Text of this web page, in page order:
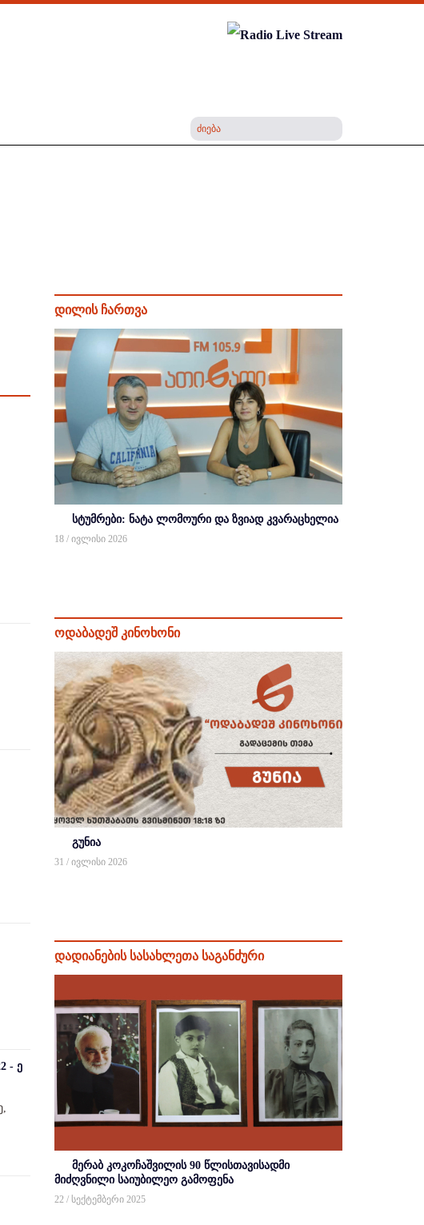
- ე
დილის ჩართვა
სტუმრები: ნატა ლომოური და ზვიად კვარაცხელია
18 / ივლისი 2026
ოდაბადეშ კინოხონი
გუნია
31 / ივლისი 2026
დადიანების სასახლეთა საგანძური
მერაბ კოკოჩაშვილის 90 წლისთავისადმი
მიძღვნილი საიუბილეო გამოფენა
22 / სექტემბერი 2025